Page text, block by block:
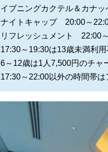
イブニングカクテル＆カナ
ナイトキャップ 20:00～
リフレッシュメント 22:00
17:30～19:30は13歳未満利
6～12歳は1人7,500円のチャ
17:30～22:00以外の時間帯